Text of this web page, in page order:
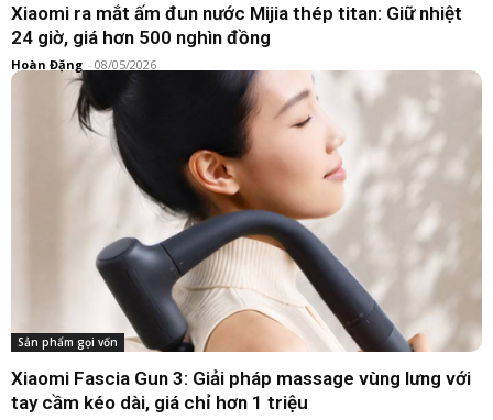
Xiaomi ra mắt ấm đun nước Mijia thép titan: Giữ nhiệt
24 giờ, giá hơn 500 nghìn đồng
Hoàn Đặng - 08/05/2026
Sản phẩm gọi vốn
Xiaomi Fascia Gun 3: Giải pháp massage vùng lưng với
tay cầm kéo dài, giá chỉ hơn 1 triệu